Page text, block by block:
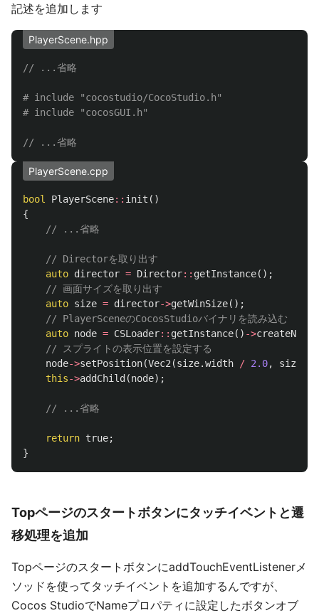
記述を追加します
PlayerScene.hpp
// ...省略
# include "cocostudio/CocoStudio.h"
// ...省略
PlayerScene.cpp
bool PlayerScene:: init ()
{
// ...省略
// Directorを取り出す
auto director = Director:: getInstance();
// 画面サイズを取り出す
auto size = director->getWinSize();
// PlayerSceneのCocosStudioバイナリを読み込む
auto node = CSLoader:: getInstance() ->createNode
// スプライトの表示位置を設定する
node->setPosition(Vec2 (size.width / 2.0, size
this->addChild (node);
// ...省略
return true;
}
Topページのスタートボタンにタッチイベントと遷
移処理を追加
TopページのスタートボタンにaddTouchEventListenerメ
ソッドを使ってタッチイベントを追加するんですが、
Cocos StudioでNameプロパティに設定したボタンオブ